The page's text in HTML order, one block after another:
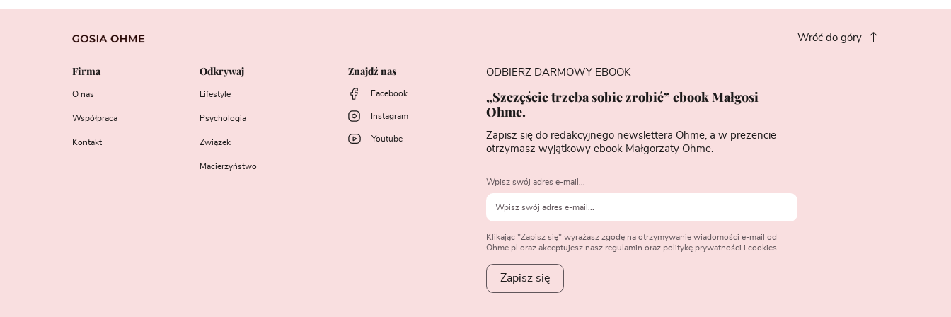
Wróć do góry
Firma
O nas
Współpraca
Kontakt
Odkrywaj
Lifestyle
Psychologia
Związek
Macierzyństwo
Znajdź nas
Facebook
Instagram
Youtube
ODBIERZ DARMOWY EBOOK
„Szczęście trzeba sobie zrobić” ebook Małgosi
Ohme.
Zapisz się do redakcyjnego newslettera Ohme, a w prezencie
otrzymasz wyjątkowy ebook Małgorzaty Ohme.
Wpisz swój adres e-mail...
Klikając "Zapisz się" wyrażasz zgodę na otrzymywanie wiadomości e-mail od
Ohme.pl oraz akceptujesz nasz regulamin oraz politykę prywatności i cookies.
Zapisz się